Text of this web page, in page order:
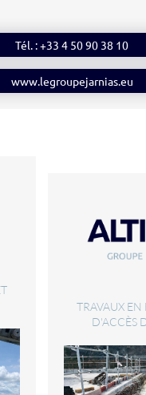
Tél. : +33 4 50 90 38 10
www.legroupejarnias.eu
TRAVAUX
D'ACCÈS